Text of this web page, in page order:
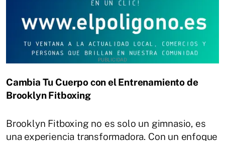
Cambia Tu Cuerpo con el Entrenamiento de
Brooklyn Fitboxing
Brooklyn Fitboxing no es solo un gimnasio, es
una experiencia transformadora. Con un enfoque